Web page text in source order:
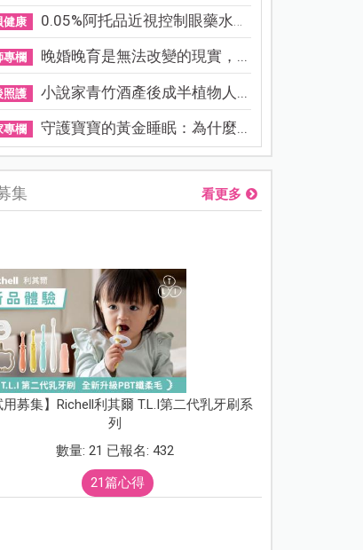
健康 0.05%阿托品近視控制眼藥水納...
專欄 晚婚晚育是無法改變的現實，...
照護 小說家青竹酒產後成半植物人...
專欄 守護寶寶的黃金睡眠：為什麼...
集 看更多
用募集】Richell利其爾 T.L.I第二代乳牙刷系
列
數量: 21 已報名: 432
21篇心得